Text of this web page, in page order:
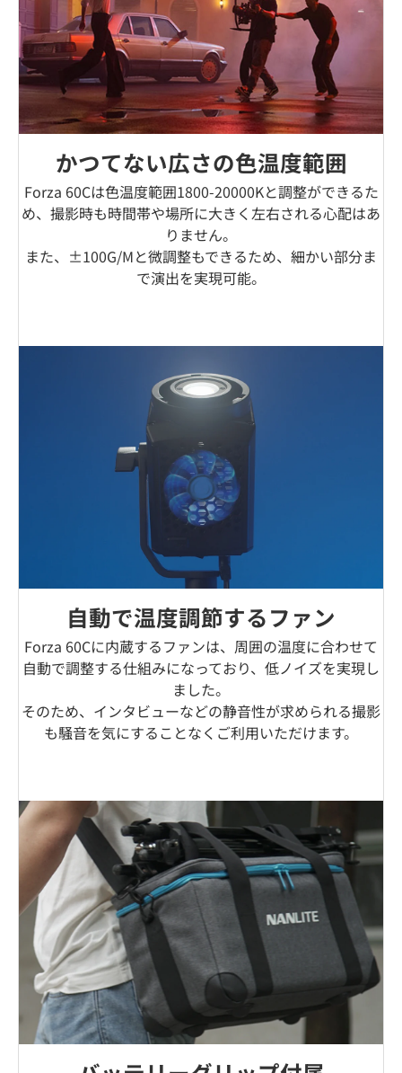
かつてない広さの色温度範囲
Forza 60Cは色温度範囲1800-20000Kと調整ができるた
め、撮影時も時間帯や場所に大きく左右される心配はあ
りません。
また、±100G/Mと微調整もできるため、細かい部分ま
で演出を実現可能。
自動で温度調節するファン
Forza 60Cに内蔵するファンは、周囲の温度に合わせて
自動で調整する仕組みになっており、低ノイズを実現し
ました。
そのため、インタビューなどの静音性が求められる撮影
も騒音を気にすることなくご利用いただけます。